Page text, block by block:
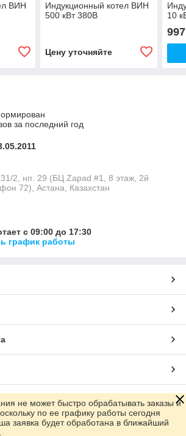
ВИН
Индукционный котел ВИН
500 кВт 380В
Цену уточняйте
10
за последний год
2, нп. 29 (БЦ Zapad #1, 8 этаж, 2й
72), Астана, Казахстан
с 09:00 до 17:30
график работы
Satu.kz
не может быстро обрабатывать заказы и
по ее графику работы сегодня
заявка будет обработана в ближайший